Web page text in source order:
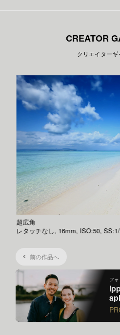
CREATOR
クリエイターギ
超広角
レタッチなし, 16mm, ISO:50,
前の作品へ
フ